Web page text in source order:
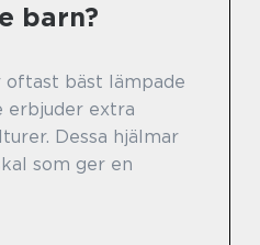
barn?
oftast bäst lämpade
erbjuder extra
Dessa hjälmar
som ger en